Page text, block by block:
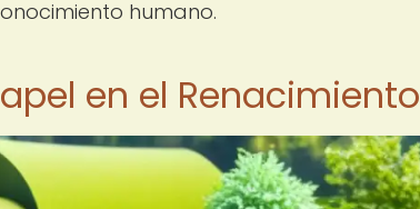
humano.
en el Renacimiento